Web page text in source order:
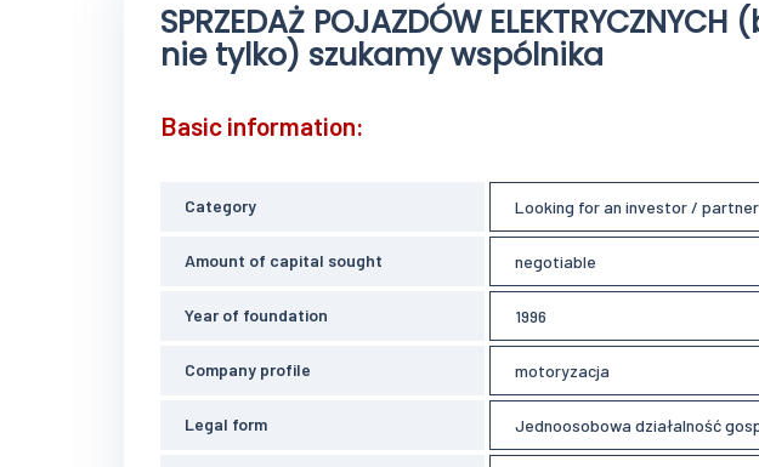
SPRZEDAŻ POJAZDÓW
nie tylko) szukamy wspólnika
Basic information:
Category Looking for an investor / partner
Amount of capital sought negotiable
Year of foundation 1996
Company profile motoryzacja
Legal form Jednoosobowa działalność